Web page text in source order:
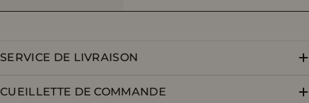
SERVICE DE LIVRAISON
CUEILLETTE DE COMMANDE